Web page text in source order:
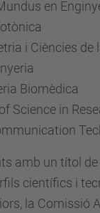
en
i Ciències de
Biomèdica
Science in
amb un títol
científics i
la Comissió